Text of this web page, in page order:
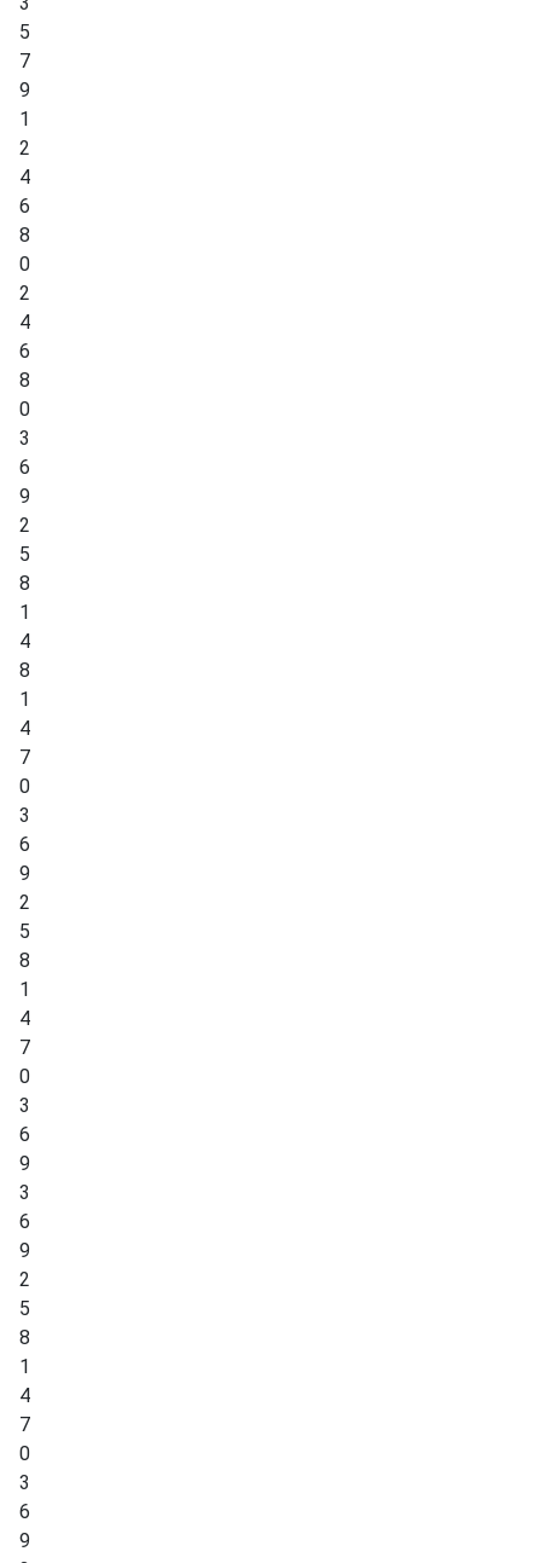
5
7
9
1
2
4
6
8
0
2
4
6
8
0
3
6
9
2
5
8
1
4
8
1
4
7
0
3
6
9
2
5
8
1
4
7
0
3
6
9
3
6
9
2
5
8
1
4
7
0
3
6
9